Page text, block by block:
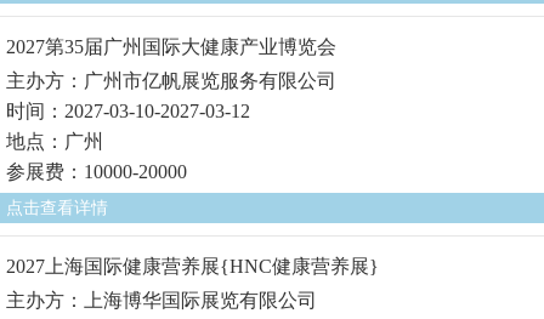
2027第35届广州国际大健康产业博览会
主办方：广州市亿帆展览服务有限公司
时间：2027-03-10-2027-03-12
地点：广州
参展费：10000-20000
点击查看详情
2027上海国际健康营养展{HNC健康营养展}
主办方：上海博华国际展览有限公司